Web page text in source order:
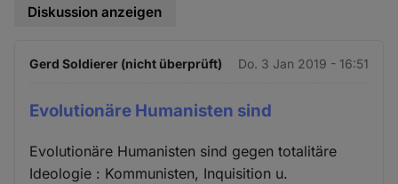
Diskussion anzeigen
Gerd Soldierer (nicht überprüft) Do. 3 Jan 2019 - 16:51
Evolutionäre Humanisten sind
Evolutionäre Humanisten sind gegen totalitäre
Ideologie : Kommunisten, Inquisition u.